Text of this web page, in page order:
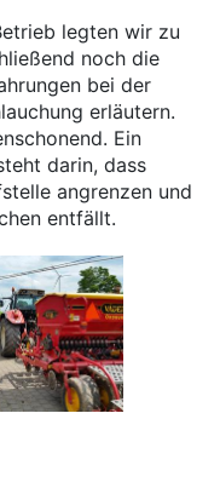
legten wir zu
noch die
bei der
erläutern.
Ein
darin, dass
angrenzen und
entfällt.